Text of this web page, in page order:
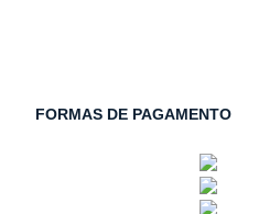
FORMAS DE PAGAMENTO